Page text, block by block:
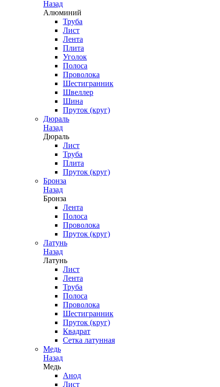
Назад
Алюминий
Труба
Лист
Лента
Плита
Уголок
Полоса
Проволока
Шестигранник
Швеллер
Шина
Пруток (круг)
Дюраль
Назад
Дюраль
Лист
Труба
Плита
Пруток (круг)
Бронза
Назад
Бронза
Лента
Полоса
Проволока
Пруток (круг)
Латунь
Назад
Латунь
Лист
Лента
Труба
Полоса
Проволока
Шестигранник
Пруток (круг)
Квадрат
Сетка латунная
Медь
Назад
Медь
Анод
Лист